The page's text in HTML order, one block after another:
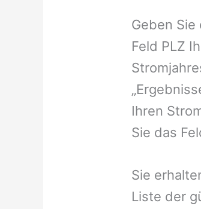
Geben
Feld PLZ
Ihren
Sie das
Sie
Liste der